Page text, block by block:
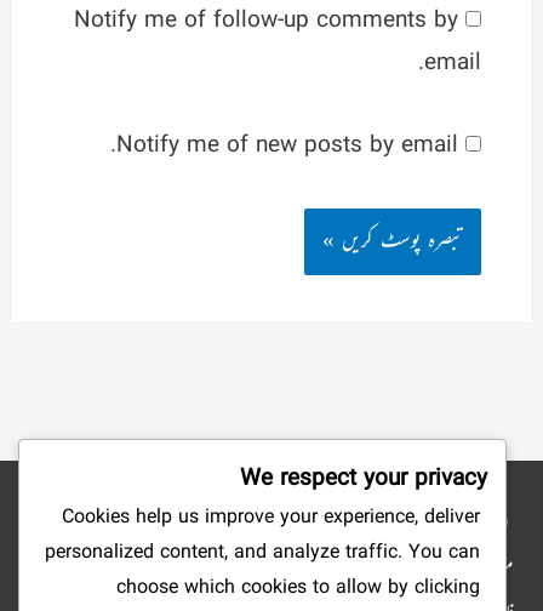
Notify me of follow-up comments by
email.
Notify me of new posts by email.
نوٹ: شائع کردہ مضامین وکتب کے جملہ حقوق بحق ناشرین ومصنفین محفوظ ہیں۔ ہمارا
مقصد صرف علم وتحقیق وتلاش وجستجو میں سہولت پیدا کرنا ہے، لہذا: ویب سائٹ کا مالی
We respect your privacy
Cookies help us improve your experience, deliver
personalized content, and analyze traffic. You can
choose which cookies to allow by clicking